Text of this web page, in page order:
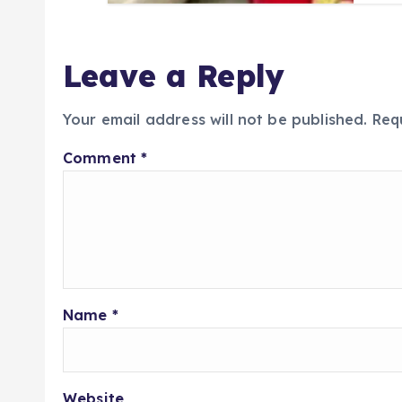
Leave a Reply
Your email address will not be published.
Comment*
Name *
Website